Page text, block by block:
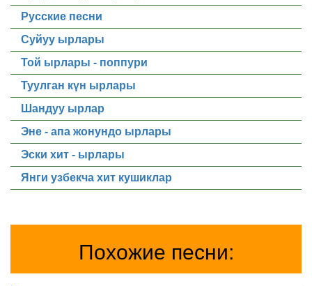
Русские песни
Суйуу ырлары
Той ырлары - поппури
Туулган күн ырлары
Шандуу ырлар
Эне - апа жонундо ырлары
Эски хит - ырлары
Янги узбекча хит кушиклар
Похожие песни: